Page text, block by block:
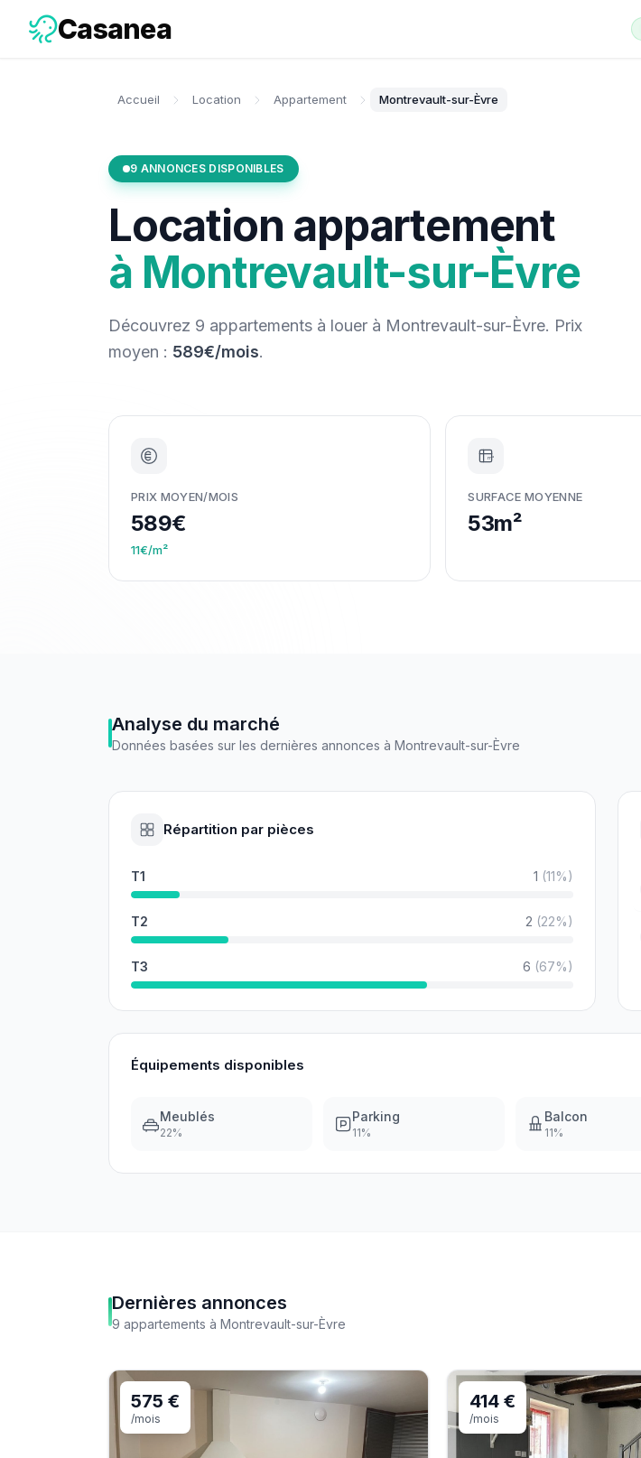
Casanea
Accueil Location Appartement Montrevault-sur-Èvre
9 ANNONCES DISPONIBLES
Location appartement
à Montrevault-sur-Èvre
Découvrez 9 appartements à louer à Montrevault-sur-Èvre. Prix
moyen : 589€/mois.
PRIX MOYEN/MOIS
589€
11€/m²
m²
SURFACE MOYENNE
53m²
Analyse du marché
Données basées sur les dernières annonces à Montrevault-sur-Èvre
Répartition par pièces
T1 1 (11%)
T2 2 (22%)
T3 6 (67%)
Équipements disponibles
Meublés
22%
Parking
11%
Balcon
11%
Dernières annonces
9 appartements à Montrevault-sur-Èvre
575 €
/mois
414 €
/mois